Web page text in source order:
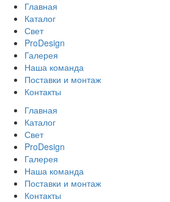
Главная
Каталог
Свет
ProDesign
Галерея
Наша команда
Поставки и монтаж
Контакты
Главная
Каталог
Свет
ProDesign
Галерея
Наша команда
Поставки и монтаж
Контакты